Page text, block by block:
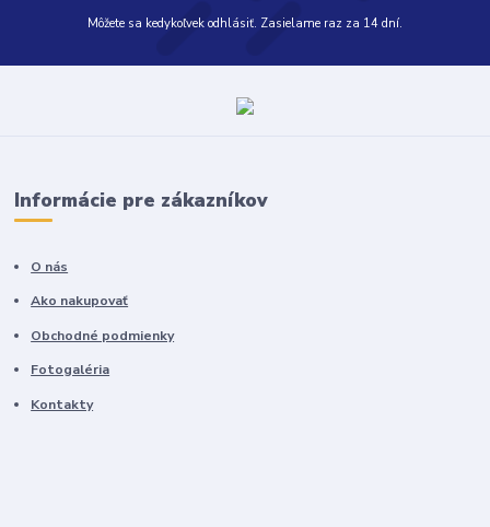
Môžete sa kedykoľvek odhlásiť. Zasielame raz za 14 dní.
Informácie pre zákazníkov
O nás
Ako nakupovať
Obchodné podmienky
Fotogaléria
Kontakty